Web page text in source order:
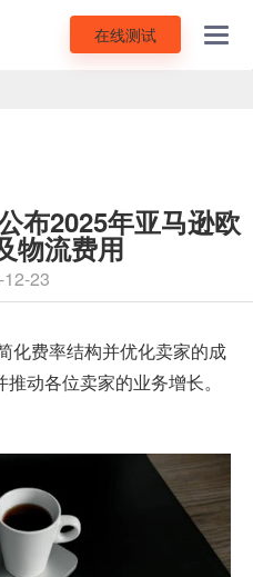
在线测试
布2025年亚马逊欧
物流费用
23
化费率结构并优化卖家的成
动各位卖家的业务增长。